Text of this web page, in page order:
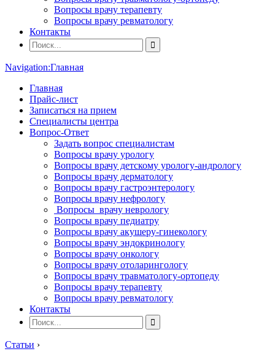
Вопросы врачу терапевту
Вопросы врачу ревматологу
Контакты
Navigation:Главная
Главная
Прайс-лист
Записаться на прием
Специалисты центра
Вопрос-Ответ
Задать вопрос специалистам
Вопросы врачу урологу
Вопросы врачу детскому урологу-андрологу
Вопросы врачу дерматологу
Вопросы врачу гастроэнтерологу
Вопросы врачу нефрологу
Вопросы врачу неврологу
Вопросы врачу педиатру
Вопросы врачу акушеру-гинекологу
Вопросы врачу эндокринологу
Вопросы врачу онкологу
Вопросы врачу отоларингологу
Вопросы врачу травматологу-ортопеду
Вопросы врачу терапевту
Вопросы врачу ревматологу
Контакты
Статьи ›